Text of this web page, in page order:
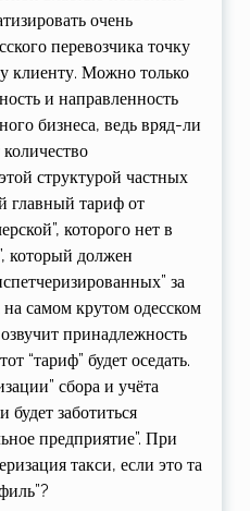
очень
перевозчика точку
клиенту. Можно только
и направленность
бизнеса, ведь вряд-ли
структурой частных
главный тариф от
которого нет в
который должен
за
самом крутом одесском
принадлежность
“тариф” будет оседать.
сбора и учёта
будет заботиться
предприятие”. При
такси, если это та